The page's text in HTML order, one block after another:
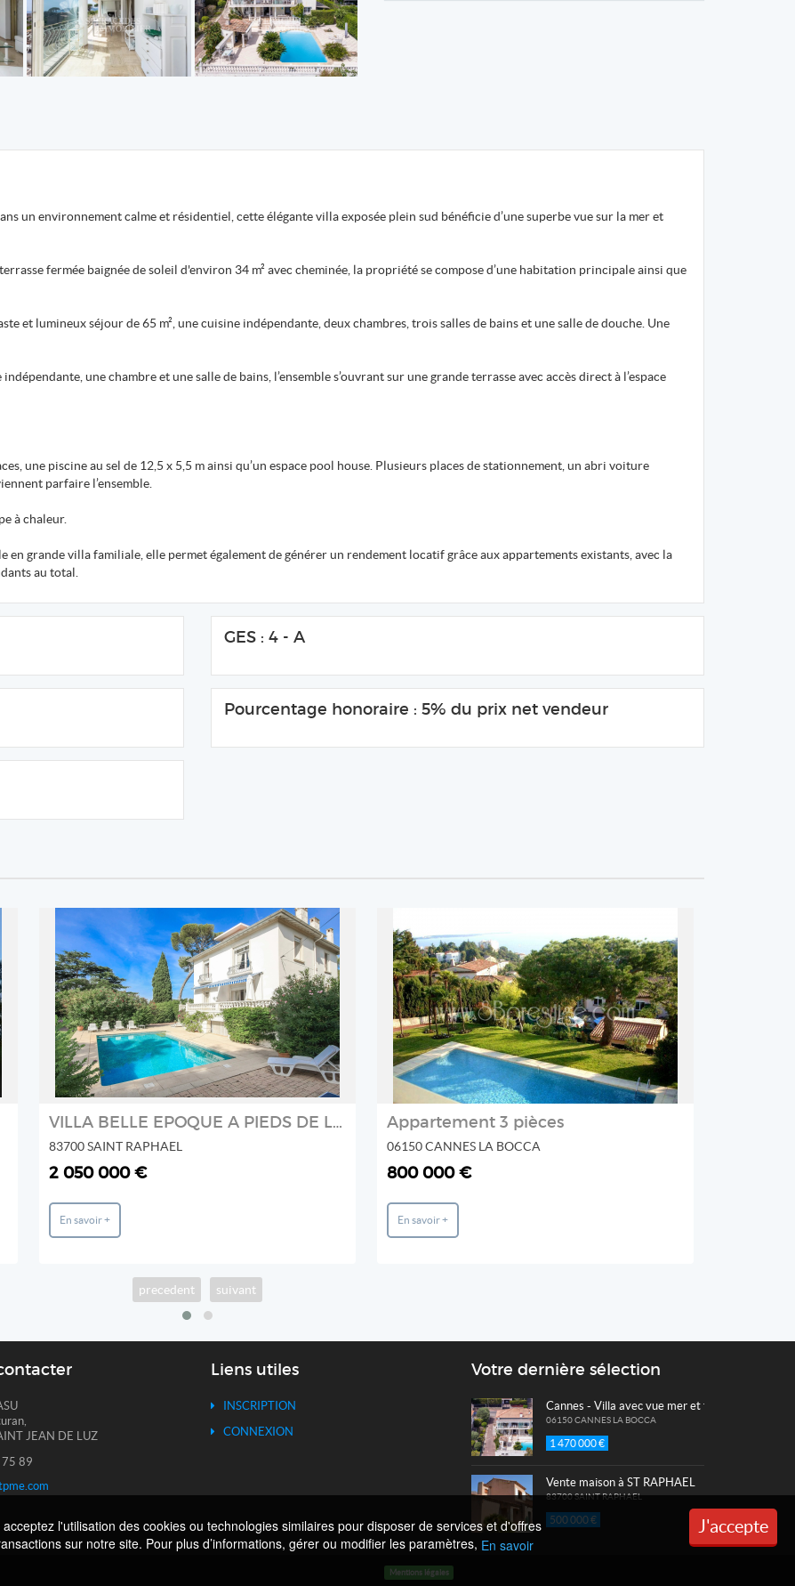
un environnement calme et résidentiel, cette élégante villa exposée plein sud bénéficie d’une superbe vue sur la mer et
fermée baignée de soleil d'environ 34 m² avec cheminée, la propriété se compose d’une habitation principale ainsi que
et lumineux séjour de 65 m², une cuisine indépendante, deux chambres, trois salles de bains et une salle de douche. Une
une chambre et une salle de bains, l’ensemble s’ouvrant sur une grande terrasse avec accès direct à l’espace
une piscine au sel de 12,5 x 5,5 m ainsi qu’un espace pool house. Plusieurs places de stationnement, un abri voiture
parfaire l’ensemble.
à chaleur.
grande villa familiale, elle permet également de générer un rendement locatif grâce aux appartements existants, avec la
au total.
GES : 4 - A
Pourcentage honoraire : 5% du prix net vendeur
REF: 01780
AGENCE AZUR ASTORIA
2
VILLA BELLE EPOQUE A PIEDS DE LA MER A VENDRE A SAINT RAPHAEL
83700 SAINT RAPHAEL
2 050 000 €
En savoir +
SB Prestige
2
Appartement 3 pièces
06150 CANNES LA BOCCA
800 000 €
En savoir +
precedent suivant
JEAN DE LUZ
89
Liens utiles
INSCRIPTION
CONNEXION
Votre dernière sélection
Cannes - Villa avec vue mer et fort potentiel
06150 CANNES LA BOCCA
1 470 000 €
Vente maison à ST RAPHAEL
83700 SAINT RAPHAEL
500 000 €
Mentions légales
l'utilisation des cookies ou technologies similaires pour disposer de services et d'offres
sur notre site. Pour plus d’informations, gérer ou modifier les paramètres, En savoir
J'accepte